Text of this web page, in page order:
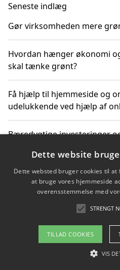
Seneste indlæg
Gør virksomheden mere
Hvordan hænger økonomi
skal tænke grønt?
Få hjælp til hjemmeside og
udelukkende ved hjælp af
Bæredygtige investeringer
Sådan kan online møder
grønne investeringer
Copyright 2026
Om / kontakt
Dette website
Dette websted bruger cookies til
at bruge vores hjemmeside
overensstemmelse med
STRENGT
TILLAD COOKIES
VIS